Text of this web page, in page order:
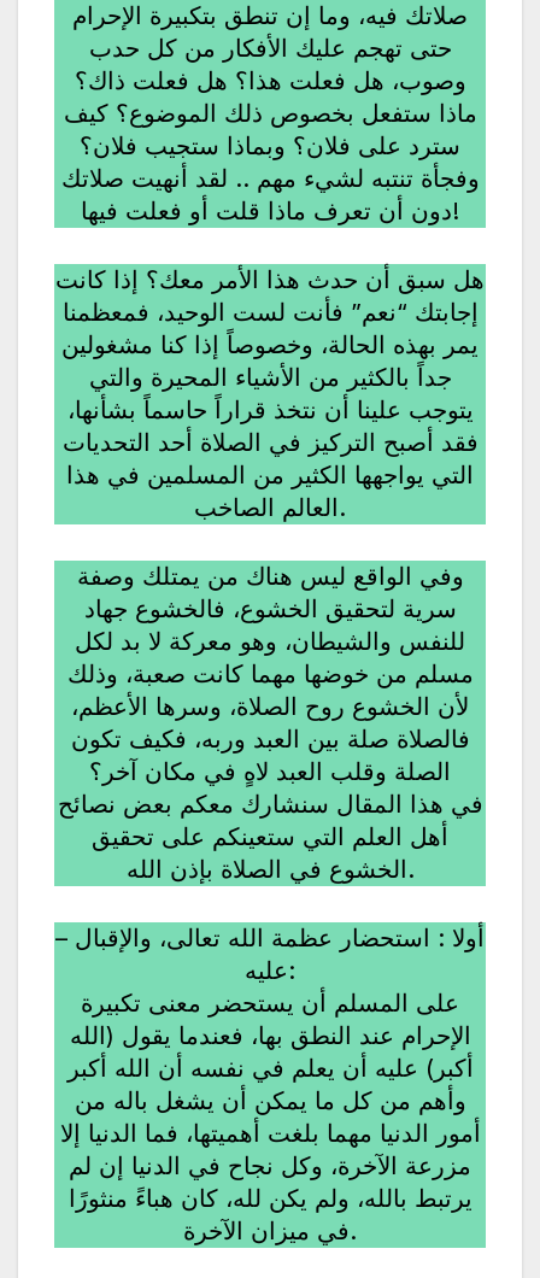
صلاتك فيه، وما إن تنطق بتكبيرة الإحرام
حتى تهجم عليك الأفكار من كل حدب
وصوب، هل فعلت هذا؟ هل فعلت ذاك؟
ماذا ستفعل بخصوص ذلك الموضوع؟ كيف
سترد على فلان؟ وبماذا ستجيب فلان؟
وفجأة تنتبه لشيء مهم .. لقد أنهيت صلاتك
دون أن تعرف ماذا قلت أو فعلت فيها!
هل سبق أن حدث هذا الأمر معك؟ إذا كانت
إجابتك “نعم” فأنت لست الوحيد، فمعظمنا
يمر بهذه الحالة، وخصوصاً إذا كنا مشغولين
جداً بالكثير من الأشياء المحيرة والتي
يتوجب علينا أن نتخذ قراراً حاسماً بشأنها،
فقد أصبح التركيز في الصلاة أحد التحديات
التي يواجهها الكثير من المسلمين في هذا
العالم الصاخب.
وفي الواقع ليس هناك من يمتلك وصفة
سرية لتحقيق الخشوع، فالخشوع جهاد
للنفس والشيطان، وهو معركة لا بد لكل
مسلم من خوضها مهما كانت صعبة، وذلك
لأن الخشوع روح الصلاة، وسرها الأعظم،
فالصلاة صلة بين العبد وربه، فكيف تكون
الصلة وقلب العبد لاهٍ في مكان آخر؟
في هذا المقال سنشارك معكم بعض نصائح
أهل العلم التي ستعينكم على تحقيق
الخشوع في الصلاة بإذن الله.
– أولا : استحضار عظمة الله تعالى، والإقبال
عليه:
على المسلم أن يستحضر معنى تكبيرة
الإحرام عند النطق بها، فعندما يقول (الله
أكبر) عليه أن يعلم في نفسه أن الله أكبر
وأهم من كل ما يمكن أن يشغل باله من
أمور الدنيا مهما بلغت أهميتها، فما الدنيا إلا
مزرعة الآخرة، وكل نجاح في الدنيا إن لم
يرتبط بالله، ولم يكن لله، كان هباءً منثورًا
في ميزان الآخرة.